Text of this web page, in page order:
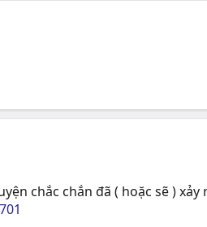
chắc chắn đã ( hoặc sẽ ) xảy